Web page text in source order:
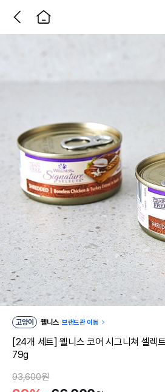
고양이 웰니스 브랜드관 이동
[24개 세트] 웰니스 코어 시그니쳐 셀렉
79g
93,600원